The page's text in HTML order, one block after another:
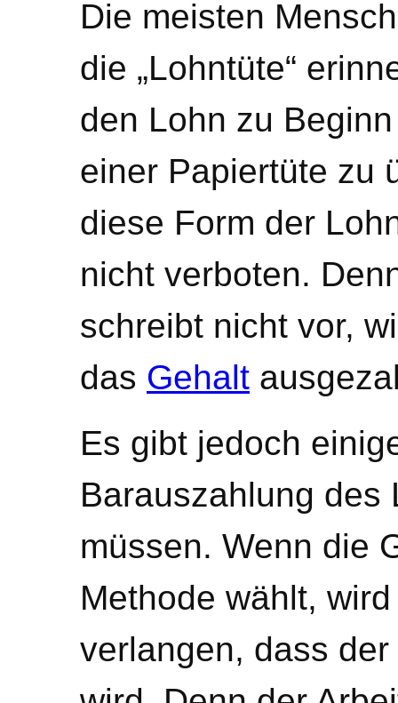
Die meisten
die „Lohntüte“
den Lohn zu
einer Papiertüte zu
diese Form der
nicht verboten.
schreibt nicht vor,
das Gehalt
Es gibt jedoch
Barauszahlung des
müssen. Wenn die
Methode wählt,
verlangen, dass